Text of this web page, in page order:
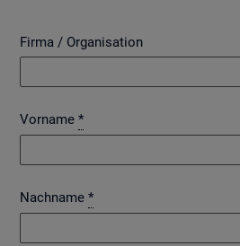
Firma / Organisation
Vorname *
Nachname *